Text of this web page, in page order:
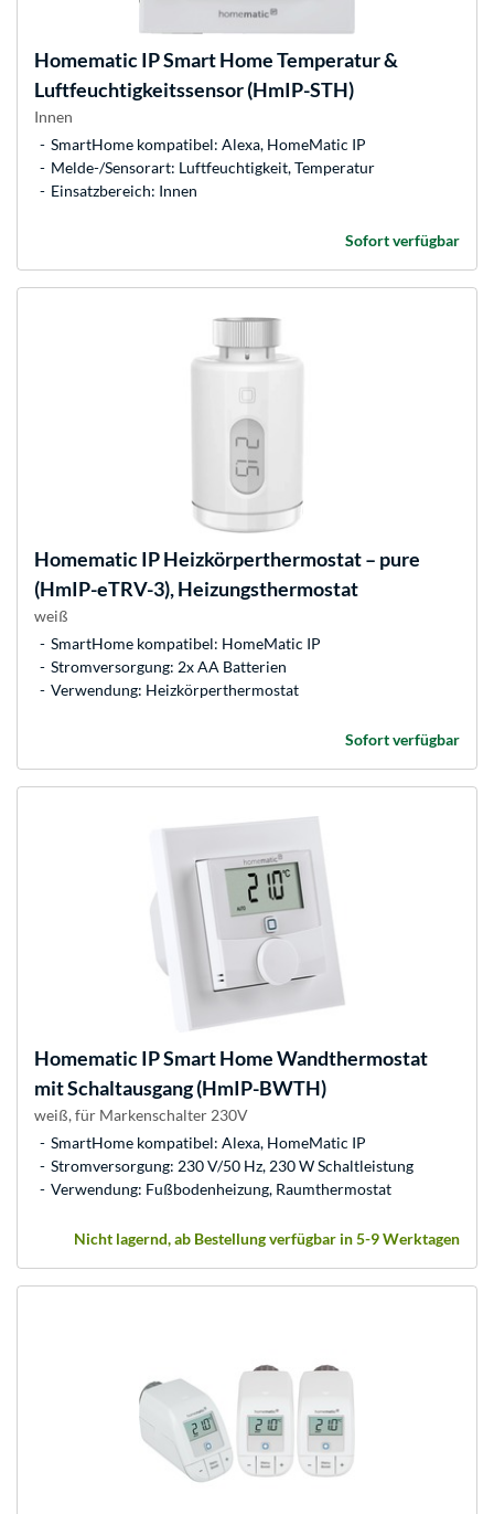
Homematic IPSmart Home Temperatur &
Luftfeuchtigkeitssensor (HmIP-STH)
Innen
SmartHome kompatibel: Alexa, HomeMatic IP
Melde-/Sensorart: Luftfeuchtigkeit, Temperatur
Einsatzbereich: Innen
Sofort verfügbar
Homematic IPHeizkörperthermostat – pure
(HmIP-eTRV-3), Heizungsthermostat
weiß
SmartHome kompatibel: HomeMatic IP
Stromversorgung: 2x AA Batterien
Verwendung: Heizkörperthermostat
Sofort verfügbar
Homematic IPSmart Home Wandthermostat
mit Schaltausgang (HmIP-BWTH)
weiß, für Markenschalter 230V
SmartHome kompatibel: Alexa, HomeMatic IP
Stromversorgung: 230 V/50 Hz, 230 W Schaltleistung
Verwendung: Fußbodenheizung, Raumthermostat
Nicht lagernd, ab Bestellung verfügbar in 5-9 Werktagen